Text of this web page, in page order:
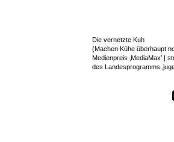
Die vernetzte Kuh
(Machen Kühe überhaupt
Medienpreis ‚MediaMax’ |
des Landesprogramms